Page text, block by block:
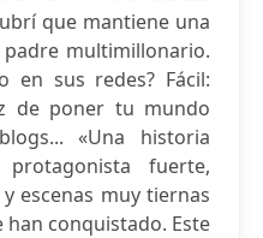
que mantiene una
multimillonario.
en sus redes? Fácil:
de poner tu mundo
«Una historia
fuerte,
escenas muy tiernas
conquistado. Este